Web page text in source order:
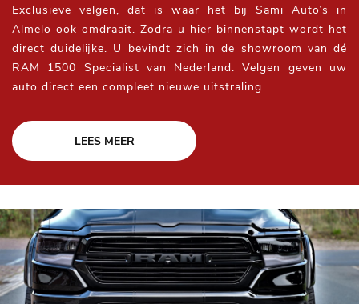
Exclusieve velgen, dat is waar het bij Sami Auto’s in
Almelo ook omdraait. Zodra u hier binnenstapt wordt het
direct duidelijke. U bevindt zich in de showroom van dé
RAM 1500 Specialist van Nederland. Velgen geven uw
auto direct een compleet nieuwe uitstraling.
LEES MEER